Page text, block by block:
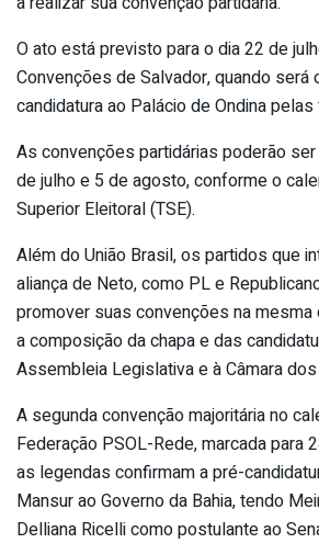
O ato está previsto para o dia 22 de
Convenções de Salvador, quando será
candidatura ao Palácio de Ondina
As convenções partidárias poderão
de julho e 5 de agosto, conforme o
Superior Eleitoral (TSE).
Além do União Brasil, os partidos que
aliança de Neto, como PL e
promover suas convenções na mesma
a composição da chapa e das
Assembleia Legislativa e à Câmara
A segunda convenção majoritária no
Federação PSOL-Rede, marcada para
as legendas confirmam a pré-
Mansur ao Governo da Bahia, tendo
Delliana Ricelli como postulante ao